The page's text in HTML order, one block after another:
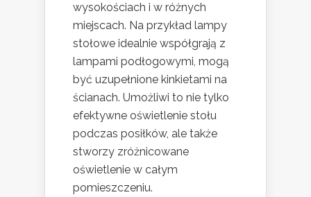
wysokościach i w różnych
miejscach. Na przykład lampy
stołowe idealnie współgrają z
lampami podłogowymi, mogą
być uzupełnione kinkietami na
ścianach. Umożliwi to nie tylko
efektywne oświetlenie stołu
podczas posiłków, ale także
stworzy zróżnicowane
oświetlenie w całym
pomieszczeniu.